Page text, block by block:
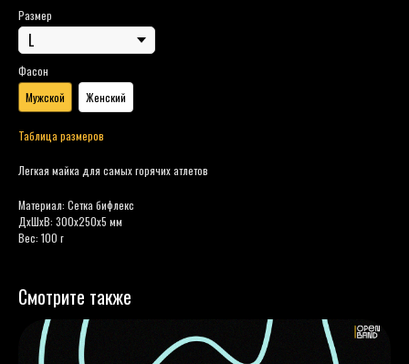
Размер
Фасон
Мужской
Женский
Таблица размеров
Легкая майка для самых горячих атлетов
Материал: Сетка бифлекс
ДxШxВ: 300x250x5 мм
Вес: 100 г
Смотрите также